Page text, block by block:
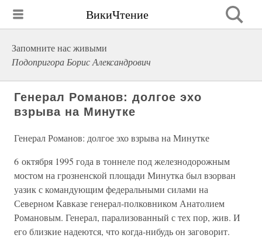
ВикиЧтение
Запомните нас живыми
Подопригора Борис Александрович
Генерал Романов: долгое эхо
взрыва на Минутке
Генерал Романов: долгое эхо взрыва на Минутке
6 октября 1995 года в тоннеле под железнодорожным
мостом на грозненской площади Минутка был взорван
уазик с командующим федеральными силами на
Северном Кавказе генерал-полковником Анатолием
Романовым. Генерал, парализованный с тех пор, жив. И
его близкие надеются, что когда-нибудь он заговорит.